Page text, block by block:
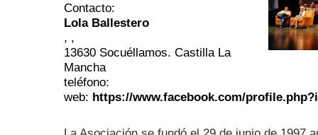
Contacto:
Lola Ballestero
, ,
13630 Socuéllamos. Castilla La
Mancha
teléfono:
web: https://www.facebook.com/